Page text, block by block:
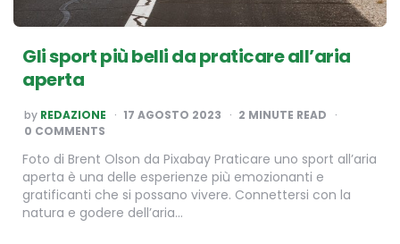
Gli sport più belli da praticare all’aria
aperta
POSTED
BY
by REDAZIONE 17 AGOSTO 2023 2 MINUTE READ
0 COMMENTS
Foto di Brent Olson da Pixabay Praticare uno sport all’aria
aperta è una delle esperienze più emozionanti e
gratificanti che si possano vivere. Connettersi con la
natura e godere dell’aria…